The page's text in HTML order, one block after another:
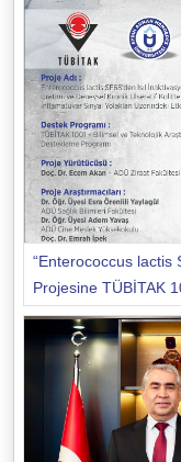
“Enterococcus lactis
Projesine TÜBİTAK